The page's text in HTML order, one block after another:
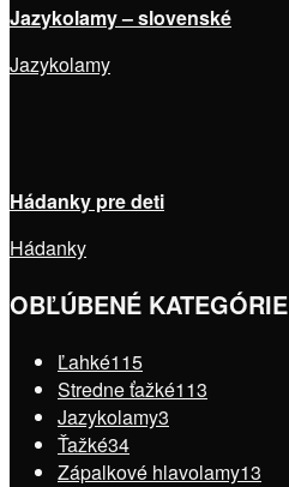
Jazykolamy – slovenské
Jazykolamy
Hádanky pre deti
Hádanky
OBĽÚBENÉ KATEGÓRIE
Ľahké115
Stredne ťažké113
Jazykolamy3
Ťažké34
Zápalkové hlavolamy13